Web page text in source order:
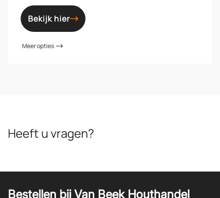
Bekijk hier
Meer opties
Heeft u vragen?
Bestellen bij Van Beek Houthandel